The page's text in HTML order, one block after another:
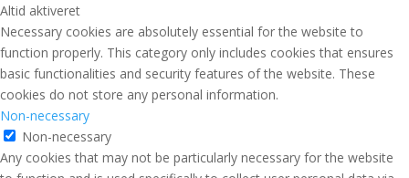
Altid aktiveret
Necessary cookies are absolutely essential for the website to
function properly. This category only includes cookies that ensures
basic functionalities and security features of the website. These
cookies do not store any personal information.
Non-necessary
Non-necessary
Any cookies that may not be particularly necessary for the website